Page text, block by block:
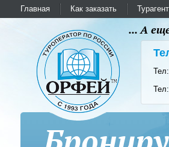
Главная Как заказать
... А